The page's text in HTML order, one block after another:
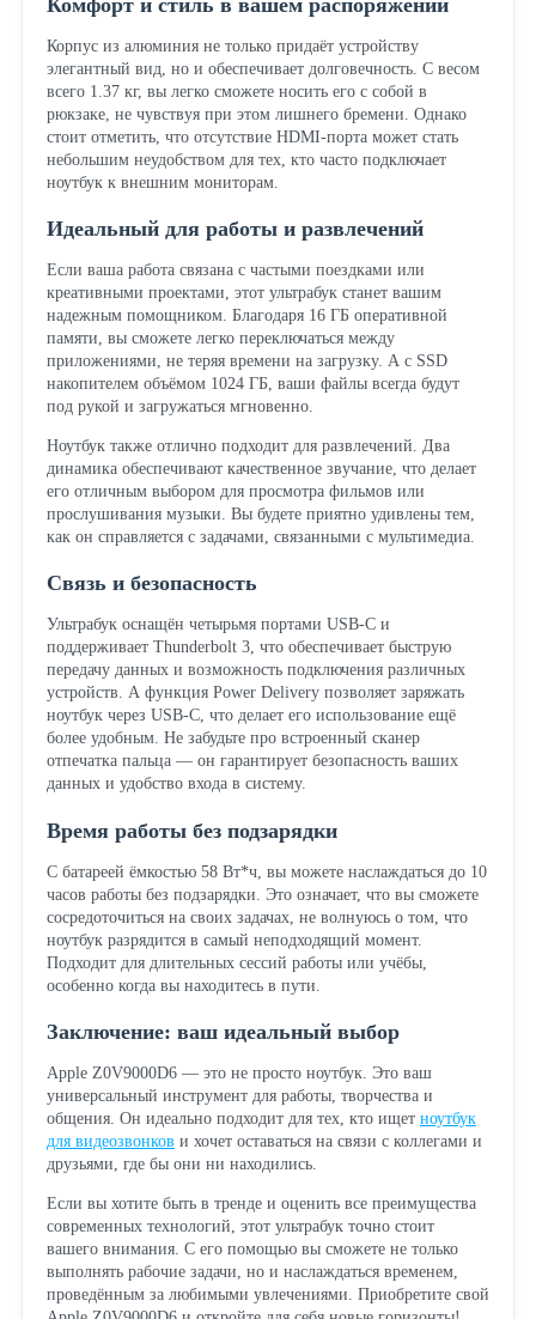
Корпус из алюминия не только придаёт устройству
элегантный вид, но и обеспечивает долговечность. С весом
всего 1.37 кг, вы легко сможете носить его с собой в
рюкзаке, не чувствуя при этом лишнего бремени. Однако
стоит отметить, что отсутствие HDMI-порта может стать
небольшим неудобством для тех, кто часто подключает
ноутбук к внешним мониторам.
Идеальный для работы и развлечений
Если ваша работа связана с частыми поездками или
креативными проектами, этот ультрабук станет вашим
надежным помощником. Благодаря 16 ГБ оперативной
памяти, вы сможете легко переключаться между
приложениями, не теряя времени на загрузку. А с SSD
накопителем объёмом 1024 ГБ, ваши файлы всегда будут
под рукой и загружаться мгновенно.
Ноутбук также отлично подходит для развлечений. Два
динамика обеспечивают качественное звучание, что делает
его отличным выбором для просмотра фильмов или
прослушивания музыки. Вы будете приятно удивлены тем,
как он справляется с задачами, связанными с мультимедиа.
Связь и безопасность
Ультрабук оснащён четырьмя портами USB-C и
поддерживает Thunderbolt 3, что обеспечивает быструю
передачу данных и возможность подключения различных
устройств. А функция Power Delivery позволяет заряжать
ноутбук через USB-C, что делает его использование ещё
более удобным. Не забудьте про встроенный сканер
отпечатка пальца — он гарантирует безопасность ваших
данных и удобство входа в систему.
Время работы без подзарядки
С батареей ёмкостью 58 Вт*ч, вы можете наслаждаться до 10
часов работы без подзарядки. Это означает, что вы сможете
сосредоточиться на своих задачах, не волнуюсь о том, что
ноутбук разрядится в самый неподходящий момент.
Подходит для длительных сессий работы или учёбы,
особенно когда вы находитесь в пути.
Заключение: ваш идеальный выбор
Apple Z0V9000D6 — это не просто ноутбук. Это ваш
универсальный инструмент для работы, творчества и
общения. Он идеально подходит для тех, кто ищет ноутбук
для видеозвонков и хочет оставаться на связи с коллегами и
друзьями, где бы они ни находились.
Если вы хотите быть в тренде и оценить все преимущества
современных технологий, этот ультрабук точно стоит
вашего внимания. С его помощью вы сможете не только
выполнять рабочие задачи, но и наслаждаться временем,
проведённым за любимыми увлечениями. Приобретите свой